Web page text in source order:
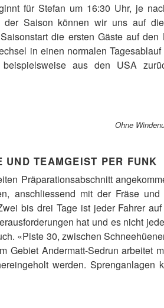
für Stefan um 16:30 Uhr, je
der Saison können wir uns auf
die ersten Gäste auf
in einen normalen
aus den USA
Ohne
TEAMGEIST PER FUNK
Präparationsabschnitt
anschliessend mit der Fräse
bis drei Tage ist jeder Fahrer
hat und es nicht
«Piste 30, zwischen
Gebiet Andermatt-Sedrun arbeitet
werden.